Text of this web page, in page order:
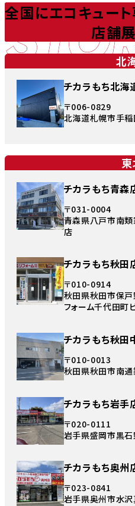
全国にエコキュー
店舗
北
チカラもち北海
〒006-0829
北海道札幌市手
チカラもち青森
〒031-0004
青森県八戸市南
店
チカラもち秋田
〒010-0914
秋田県秋田市保戸
フォーム千代田町
チカラもち秋田
〒010-0013
秋田県秋田市南通
チカラもち岩手
〒020-0111
岩手県盛岡市黒石
チカラもち奥州
〒023-0841
岩手県奥州市水